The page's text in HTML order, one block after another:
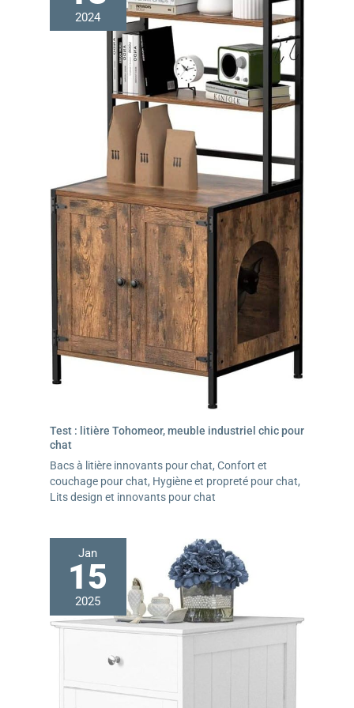
et le confort. Options de Taille Polyvalentes - La taille
moyenne du lit pour chat lavable convient parfaitement
aux chats, tandis que la grande taille convient aux
chiens de taille moyenne ou aux foyers multi-animaux.
Choisissez la taille appropriée pour offrir à votre animal
un espace de repos idéal.
2024
Test : litière Tohomeor, meuble industriel chic pour
chat
Bacs à litière innovants pour chat, Confort et
couchage pour chat, Hygiène et propreté pour chat,
Lits design et innovants pour chat
Jan
15
2025